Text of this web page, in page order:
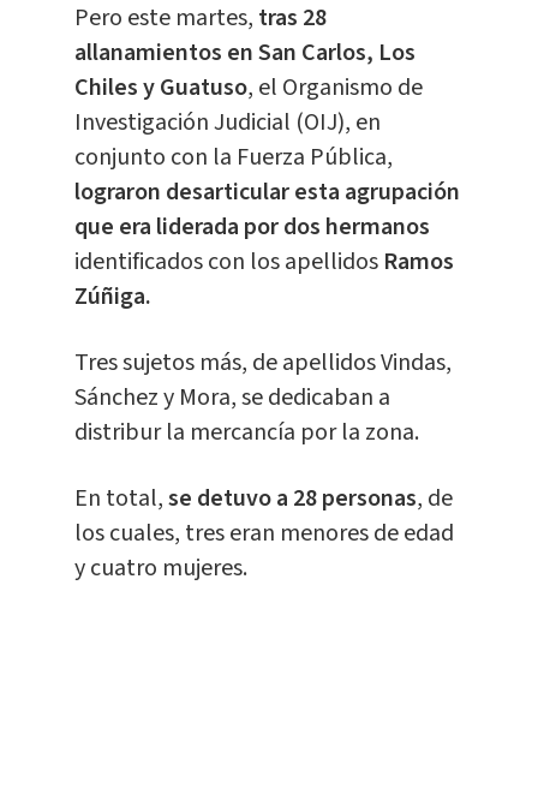
Pero este martes, tras 28
allanamientos en San Carlos, Los
Chiles y Guatuso, el Organismo de
Investigación Judicial (OIJ), en
conjunto con la Fuerza Pública,
lograron desarticular esta agrupación
que era liderada por dos hermanos
identificados con los apellidos Ramos
Zúñiga.
Tres sujetos más, de apellidos Vindas,
Sánchez y Mora, se dedicaban a
distribur la mercancía por la zona.
En total,se detuvo a 28 personas, de
los cuales, tres eran menores de edad
y cuatro mujeres.